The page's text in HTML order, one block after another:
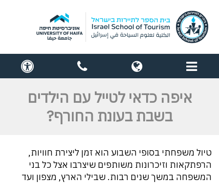
תפריט globe
contact
us
איפה כדאי לטייל עם הילדים
בשבת בעונת החורף?
טיול משפחתי בסופי השבוע הוא זמן ליצירת חוויות,
הרפתקאות וזיכרונות משותפים שיצרבו אצל כל בני
המשפחה במשך שנים רבות. שבילי הארץ, מצפון ועד